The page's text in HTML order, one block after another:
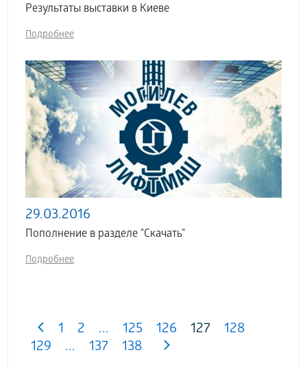
Результаты выставки в Киеве
Подробнее
29.03.2016
Пополнение в разделе "Скачать"
Подробнее
1 2 ... 125 126 127
128
129
... 137 138